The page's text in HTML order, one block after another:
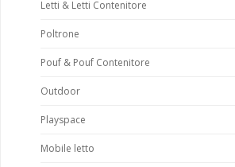
Letti & Letti Contenitore
Poltrone
Pouf & Pouf Contenitore
Outdoor
Playspace
Mobile letto